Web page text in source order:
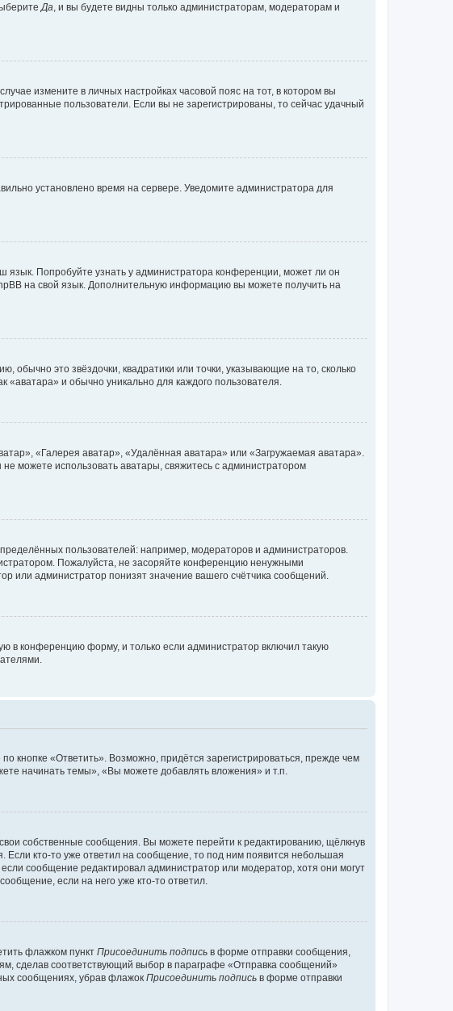
Да, и вы будете видны только администраторам, модераторам и
измените в личных настройках часовой пояс на тот, в котором вы
пользователи. Если вы не зарегистрированы, то сейчас удачный
установлено время на сервере. Уведомите администратора для
язык. Попробуйте узнать у администратора конференции, может ли он
на свой язык. Дополнительную информацию вы можете получить на
обычно это звёздочки, квадратики или точки, указывающие на то, сколько
и обычно уникально для каждого пользователя.
«Галерея аватар», «Удалённая аватара» или «Загружаемая аватара».
можете использовать аватары, свяжитесь с администратором
пользователей: например, модераторов и администраторов.
Пожалуйста, не засоряйте конференцию ненужными
или администратор понизят значение вашего счётчика сообщений.
в конференцию форму, и только если администратор включил такую
«Ответить». Возможно, придётся зарегистрироваться, прежде чем
начинать темы», «Вы можете добавлять вложения» и т.п.
собственные сообщения. Вы можете перейти к редактированию, щёлкнув
Если кто-то уже ответил на сообщение, то под ним появится небольшая
сообщение редактировал администратор или модератор, хотя они могут
если на него уже кто-то ответил.
флажком пункт Присоединить подпись в форме отправки сообщения,
сделав соответствующий выбор в параграфе «Отправка сообщений»
сообщениях, убрав флажок Присоединить подпись в форме отправки